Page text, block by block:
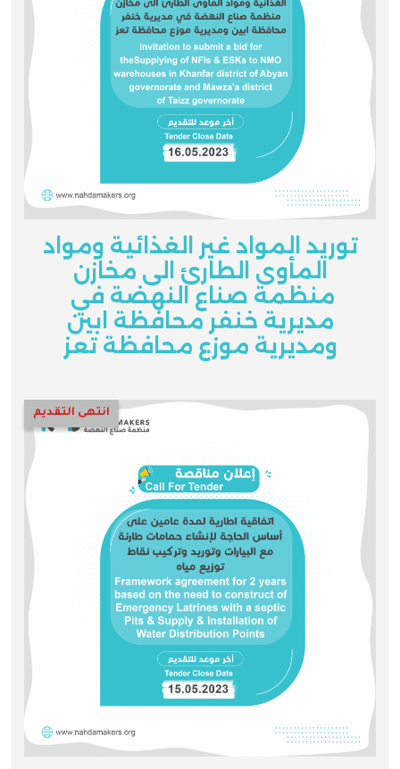
توريد المواد غير الغذائية ومواد
المأوى الطارئ الى مخازن
منظمة صناع النهضة في
مديرية خنفر محافظة ابين
ومديرية موزع محافظة تعز
انتهى التقديم